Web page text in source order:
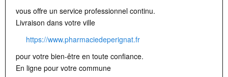
vous offre un service professionnel continu.
Livraison dans votre ville
https://www.pharmaciedeperignat.fr
pour votre bien-être en toute confiance.
En ligne pour votre commune